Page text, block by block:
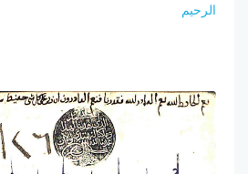
الرحيم